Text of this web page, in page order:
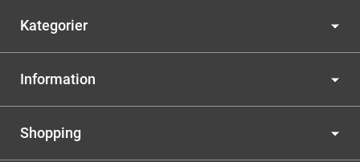
Kategorier
Information
Shopping